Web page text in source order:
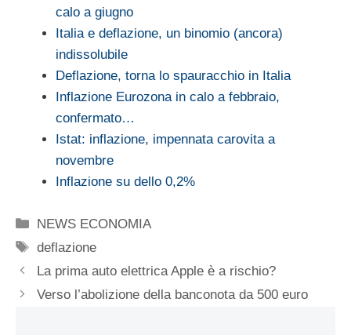
calo a giugno
Italia e deflazione, un binomio (ancora)
indissolubile
Deflazione, torna lo spauracchio in Italia
Inflazione Eurozona in calo a febbraio,
confermato…
Istat: inflazione, impennata carovita a
novembre
Inflazione su dello 0,2%
Categorie
NEWS ECONOMIA
Tag
deflazione
La prima auto elettrica Apple è a rischio?
Verso l’abolizione della banconota da 500 euro